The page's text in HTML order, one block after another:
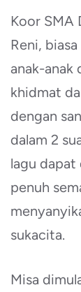
Koor SMA
Reni,
anak-anak
khidmat
dengan
dalam 2
lagu dapat
penuh
sukacita.
Misa